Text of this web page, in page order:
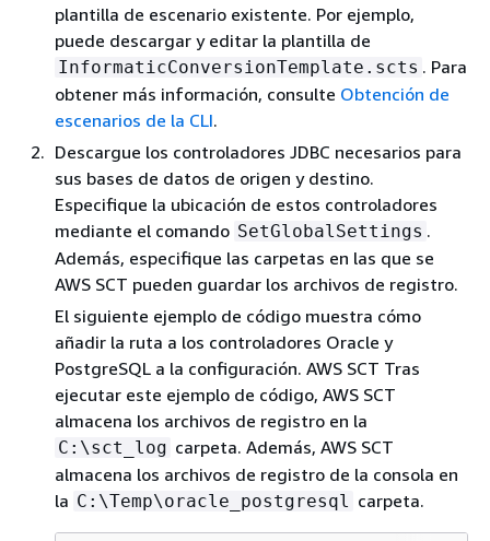
plantilla de escenario existente. Por ejemplo,
puede descargar y editar la plantilla de
InformaticConversionTemplate.scts . Para
obtener más información, consulte Obtención de
escenarios de la CLI.
Descargue los controladores JDBC necesarios para
sus bases de datos de origen y destino.
Especifique la ubicación de estos controladores
mediante el comando SetGlobalSettings .
Además, especifique las carpetas en las que se
AWS SCT pueden guardar los archivos de registro.
El siguiente ejemplo de código muestra cómo
añadir la ruta a los controladores Oracle y
PostgreSQL a la configuración. AWS SCT Tras
ejecutar este ejemplo de código, AWS SCT
almacena los archivos de registro en la
C:\sct_log carpeta. Además, AWS SCT
almacena los archivos de registro de la consola en
la C:\Temp\oracle_postgresql carpeta.